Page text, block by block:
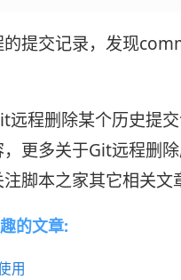
提交记录，发现
远程删除某个历史提
更多关于Git远程删
脚本之家其它相关文
的文章:
用